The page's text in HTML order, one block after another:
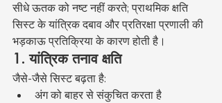
सीधे ऊतक को नष्ट नहीं करते; प्राथमिक क्षति
सिस्ट के यांत्रिक दबाव और प्रतिरक्षा प्रणाली की
भड़काऊ प्रतिक्रिया के कारण होती है।
1. यांत्रिक तनाव क्षति
जैसे-जैसे सिस्ट बढ़ता है:
अंग को बाहर से संकुचित करता है